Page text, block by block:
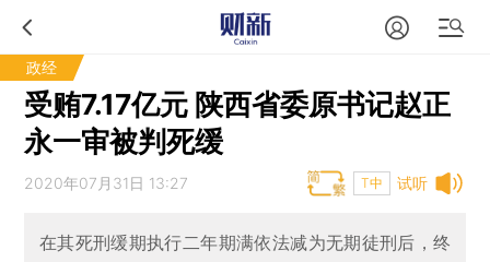
政经
受贿7.17亿元 陕西省委原书记赵正
永一审被判死缓
试听
2020年07月31日 13:27 T中
在其死刑缓期执行二年期满依法减为无期徒刑后，终